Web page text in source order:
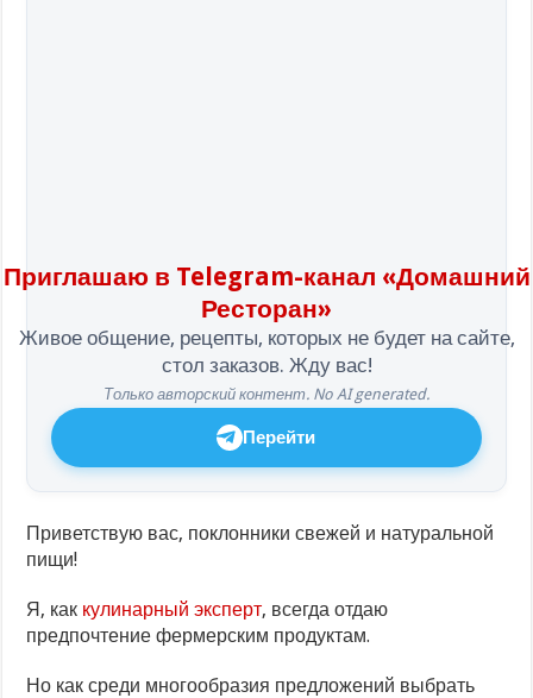
Приглашаю в Telegram-канал «Домашний
Ресторан»
Живое общение, рецепты, которых не будет на сайте,
стол заказов. Жду вас!
Только авторский контент. No AI generated.
Перейти
Приветствую вас, поклонники свежей и натуральной
пищи!
Я, как кулинарный эксперт, всегда отдаю
предпочтение фермерским продуктам.
Но как среди многообразия предложений выбрать